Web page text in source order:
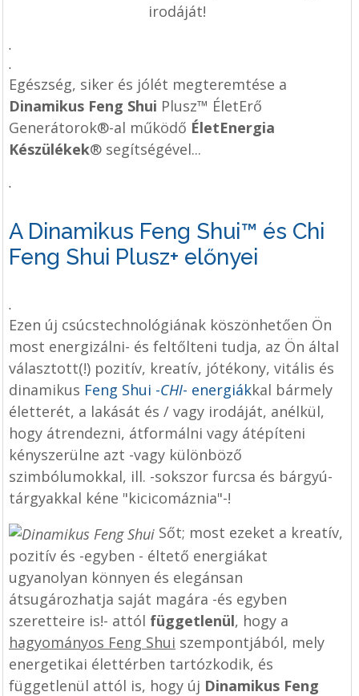
irodáját!
.
.
Egészség, siker és jólét megteremtése a
Dinamikus Feng Shui Plusz™ ÉletErő
Generátorok®-al működő ÉletEnergia
Készülékek® segítségével...
.
A Dinamikus Feng Shui™ és Chi
Feng Shui Plusz+ előnyei
.
Ezen új csúcstechnológiának köszönhetően Ön
most energizálni- és feltőlteni tudja, az Ön által
választott(!) pozitív, kreatív, jótékony, vitális és
dinamikus Feng Shui -CHI- energiákkal bármely
életterét, a lakását és / vagy irodáját, anélkül,
hogy átrendezni, átformálni vagy átépíteni
kényszerülne azt -vagy különböző
szimbólumokkal, ill. -sokszor furcsa és bárgyú-
tárgyakkal kéne "kicicomáznia"-!
Sőt; most ezeket a kreatív,
pozitív és -egyben - éltető energiákat
ugyanolyan könnyen és elegánsan
átsugározhatja saját magára -és egyben
szeretteire is!- attól függetlenül, hogy a
hagyományos Feng Shui szempontjából, mely
energetikai élettérben tartózkodik, és
függetlenül attól is, hogy új Dinamikus Feng